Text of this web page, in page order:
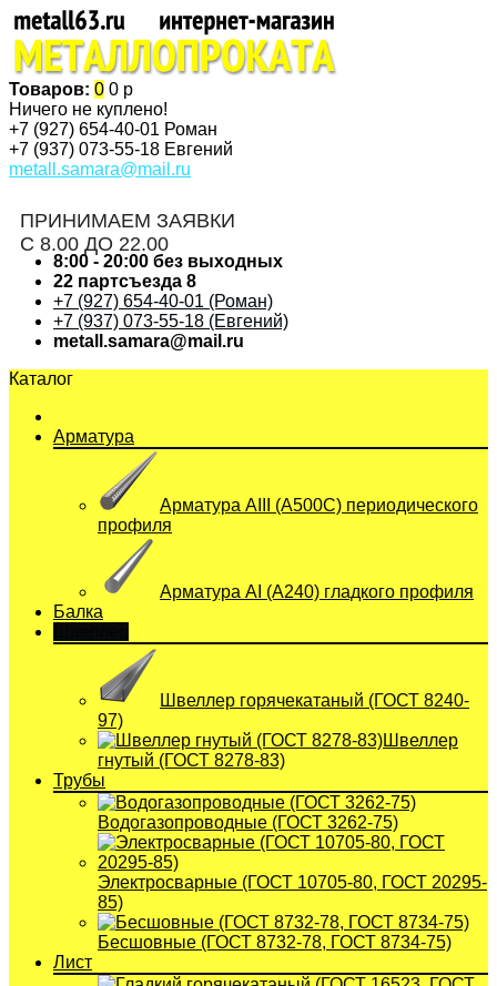
Товаров: 0 0 р
Ничего не куплено!
+7 (927) 654-40-01 Роман
+7 (937) 073-55-18 Евгений
metall.samara@mail.ru
ПРИНИМАЕМ ЗАЯВКИ
С 8.00 ДО 22.00
8:00 - 20:00 без выходных
22 партсъезда 8
+7 (927) 654-40-01 (Роман)
+7 (937) 073-55-18 (Евгений)
metall.samara@mail.ru
Каталог
Арматура
Арматура АIII (А500С) периодического
профиля
Арматура АI (A240) гладкого профиля
Балка
Швеллер горячекатаный (ГОСТ 8240-
97)
Швеллер
гнутый (ГОСТ 8278-83)
Трубы
Водогазопроводные (ГОСТ 3262-75)
Электросварные (ГОСТ 10705-80, ГОСТ 20295-
85)
Бесшовные (ГОСТ 8732-78, ГОСТ 8734-75)
Лист